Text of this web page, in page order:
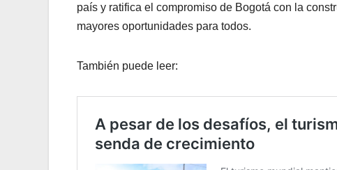
país y ratifica el compromiso de Bogotá con la
mayores oportunidades para todos.
También puede leer: